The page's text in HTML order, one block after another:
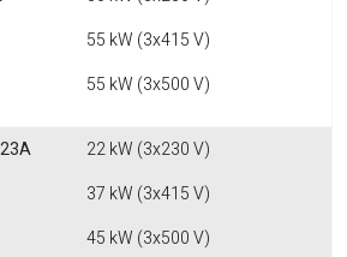
55 kW (3x415 V)
55 kW (3x500 V)
22 kW (3x230 V)
37 kW (3x415 V)
45 kW (3x500 V)